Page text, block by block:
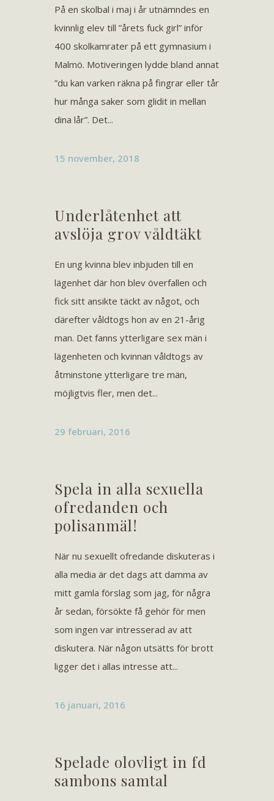
På en skolbal i maj i år utnämndes en
kvinnlig elev till ”årets fuck girl” inför
400 skolkamrater på ett gymnasium i
Malmö. Motiveringen lydde bland annat
”du kan varken räkna på fingrar eller tår
hur många saker som glidit in mellan
dina lår”. Det...
15 november, 2018
Underlåtenhet att
avslöja grov våldtäkt
En ung kvinna blev inbjuden till en
lägenhet där hon blev överfallen och
fick sitt ansikte täckt av något, och
därefter våldtogs hon av en 21-årig
man. Det fanns ytterligare sex män i
lägenheten och kvinnan våldtogs av
åtminstone ytterligare tre män,
möjligtvis fler, men det...
29 februari, 2016
Spela in alla sexuella
ofredanden och
polisanmäl!
När nu sexuellt ofredande diskuteras i
alla media är det dags att damma av
mitt gamla förslag som jag, för några
år sedan, försökte få gehör för men
som ingen var intresserad av att
diskutera. När någon utsätts för brott
ligger det i allas intresse att...
16 januari, 2016
Spelade olovligt in fd
sambons samtal